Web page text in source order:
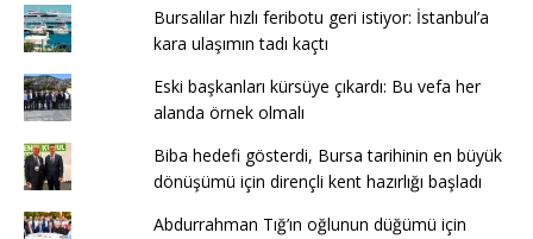
Bursalılar hızlı feribotu geri istiyor: İstanbul’a
kara ulaşımın tadı kaçtı
Eski başkanları kürsüye çıkardı: Bu vefa her
alanda örnek olmalı
Biba hedefi gösterdi, Bursa tarihinin en büyük
dönüşümü için dirençli kent hazırlığı başladı
Abdurrahman Tığ’ın oğlunun düğümü için